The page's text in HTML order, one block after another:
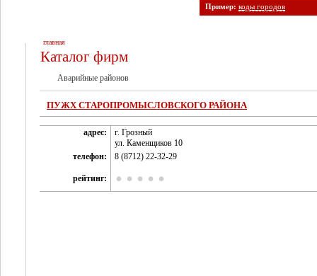
Пример: коды городов
главная
Каталог фирм
Аварийные районов
ПУЖХ СТАРОПРОМЫСЛОВСКОГО РАЙОНА
адрес:
г. Грозный
ул. Каменщиков 10
телефон:
8 (8712) 22-32-29
рейтинг: